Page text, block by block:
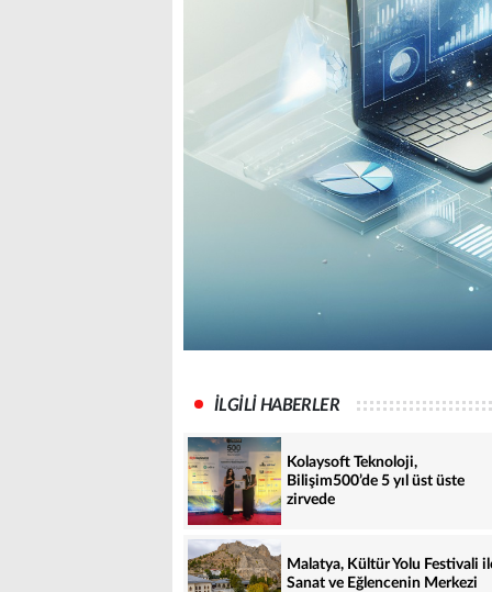
İLGİLİ HABERLER
Kolaysoft Teknoloji,
Bilişim500’de 5 yıl üst üste
zirvede
Malatya, Kültür Yolu Festivali
Sanat ve Eğlencenin Merkezi